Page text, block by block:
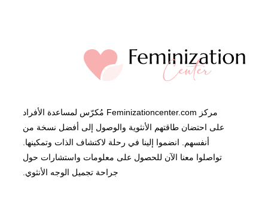
مركز Feminizationcenter.com مُكرّس لمساعدة الأفراد
على احتضان طاقتهم الأنثوية والوصول إلى أفضل نسخة من
أنفسهم. انضموا إلينا في رحلة لاكتشاف الذات وتمكينها.
تواصلوا معنا الآن للحصول على معلومات واستشارات حول
جراحة تجميل الوجه الأنثوي.